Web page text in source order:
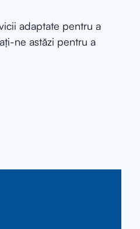
adaptate pentru a
ne astăzi pentru a